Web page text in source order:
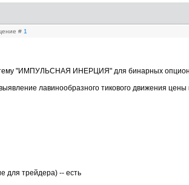
# 1
"ИМПУЛЬСНАЯ ИНЕРЦИЯ" для бинарных
лавинообразного тикового движения
для трейдера) -- есть